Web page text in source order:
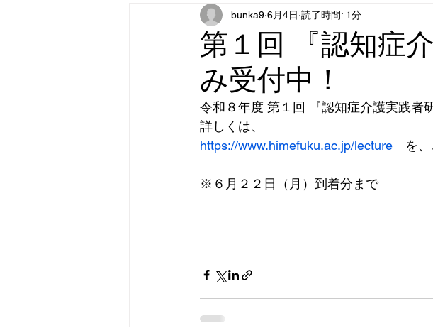
リカレントコース ワークショップ
第１回 『認知症
み受付中！
bunka9 6月4日 読了時間: 1分
令和８年度 第１回 『認知症介護実践者
詳しくは、
https://www.himefuku.ac.jp/lecture を、
※６月２２日（月）到着分まで